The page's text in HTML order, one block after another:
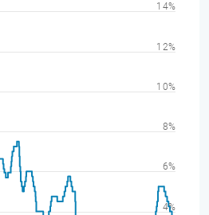
4%
6%
8%
10%
12%
14%